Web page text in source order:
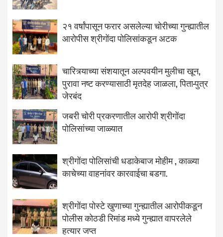
२१ वर्षांपासून फरार असलेल्या चोरीच्या गुन्ह्यातील
आरोपीस श्रीगोंदा पोलिसांकडून अटक
चारित्र्याच्या संशयातून अल्पवयीन मुलीचा खून,
पुरावा नष्ट करण्यासाठी मृतदेह जाळला, पिता-पुत्र
जेरबंद
जबरी चोरी प्रकरणातील आरोपी श्रीगोंदा
पोलिसांच्या जाळ्यात
श्रीगोंदा पोलिसांची धडाकेबाज मोहीम , काळ्या
काचेच्या वाहनांवर कारवाईचा बडगा.
श्रीगोंदा पोस्टे खुणाच्या गुन्ह्यातील आरोपीकडून
पोलीस कोठडी रिमांड मध्ये गुन्ह्यात वापरलेले
हत्यार जप्त